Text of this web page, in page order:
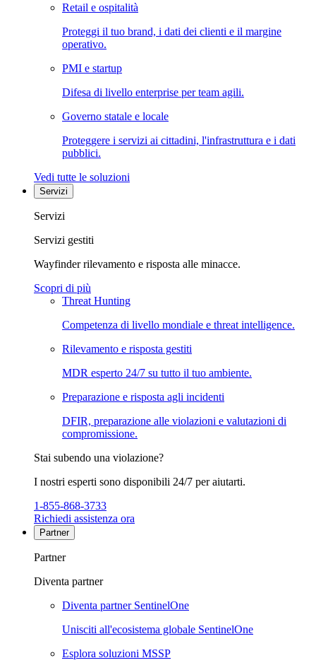
Retail e ospitalità
Proteggi il tuo brand, i dati dei clienti e il margine
operativo.
PMI e startup
Difesa di livello enterprise per team agili.
Governo statale e locale
Proteggere i servizi ai cittadini, l'infrastruttura e i dati
pubblici.
Vedi tutte le soluzioni
Servizi
Servizi
Servizi gestiti
Wayfinder rilevamento e risposta alle minacce.
Scopri di più
Threat Hunting
Competenza di livello mondiale e threat intelligence.
Rilevamento e risposta gestiti
MDR esperto 24/7 su tutto il tuo ambiente.
Preparazione e risposta agli incidenti
DFIR, preparazione alle violazioni e valutazioni di
compromissione.
Stai subendo una violazione?
I nostri esperti sono disponibili 24/7 per aiutarti.
1-855-868-3733
Richiedi assistenza ora
Partner
Partner
Diventa partner
Diventa partner SentinelOne
Unisciti all'ecosistema globale SentinelOne
Esplora soluzioni MSSP